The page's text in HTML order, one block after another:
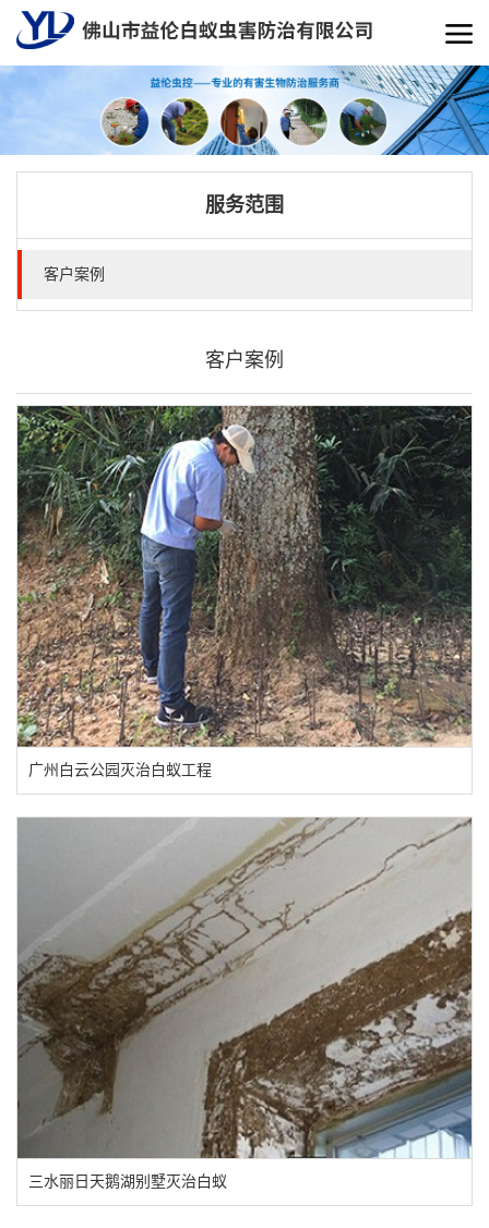
服务范围
客户案例
客户案例
广州白云公园灭治白蚁工程
三水丽日天鹅湖别墅灭治白蚁